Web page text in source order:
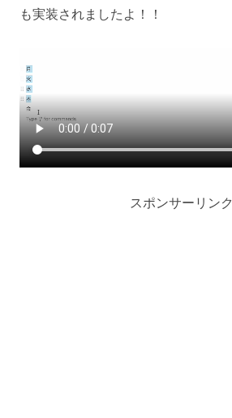
も実装されましたよ！！
スポンサーリンク